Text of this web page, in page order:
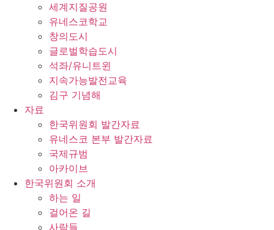
세계지질공원
유네스코학교
창의도시
글로벌학습도시
석좌/유니트윈
지속가능발전교육
김구 기념해
자료
한국위원회 발간자료
유네스코 본부 발간자료
국제규범
아카이브
한국위원회 소개
하는 일
걸어온 길
사람들